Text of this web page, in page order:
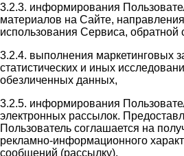
3.2.3. информирования
материалов на Сайте,
использования Сервиса, обратной
3.2.4. выполнения маркетинговых
статистических и иных
обезличенных данных,
3.2.5. информирования
электронных рассылок.
Пользователь соглашается на
рекламно-информационного
сообщений (рассылку).